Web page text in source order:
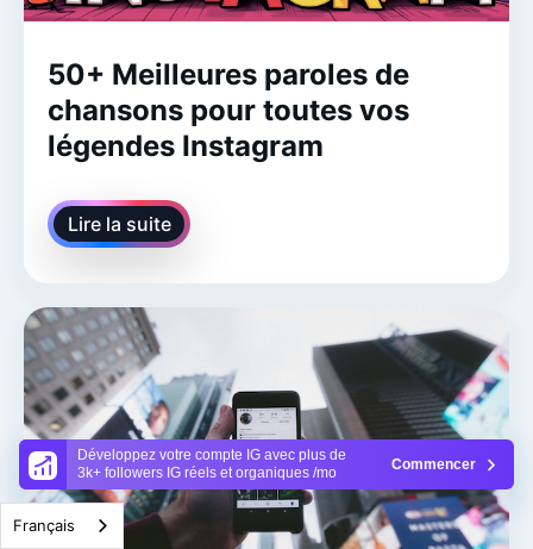
Développez votre compte IG avec plus de
3k+ followers IG réels et organiques /mo
Commencer
50+ Meilleures paroles de
chansons pour toutes vos
légendes Instagram
Lire la suite
Français